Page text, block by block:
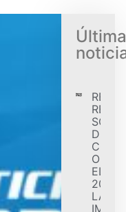
EL
2026
LA